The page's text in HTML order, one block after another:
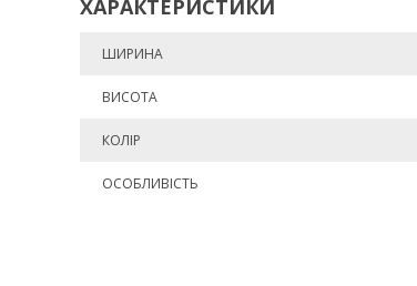
ХАРАКТЕРИСТИКИ
ШИРИНА
ВИСОТА
КОЛІР
ОСОБЛИВІСТЬ